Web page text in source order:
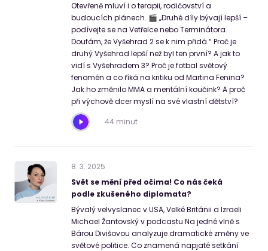
Otevřeně mluví i o terapii, rodičovství a
budoucích plánech. 🎬 „Druhé díly bývají lepší –
podívejte se na Vetřelce nebo Terminátora.
Doufám, že Vyšehrad 2 se k nim přidá.“ Proč je
druhý Vyšehrad lepší než byl ten první? A jak to
vidí s Vyšehradem 3? Proč je fotbal světový
fenomén a co říká na kritiku od Martina Fenina?
Jak ho změnilo MMA a mentální koučink? A proč
při výchově dcer myslí na své vlastní dětství?
44 minut
8. 3. 2025
Svět se mění před očima! Co nás čeká
podle zkušeného diplomata?
Bývalý velvyslanec v USA, Velké Británii a Izraeli
Michael Žantovský v podcastu Na jedné vlně s
Bárou Divišovou analyzuje dramatické změny ve
světové politice. Co znamená napjaté setkání